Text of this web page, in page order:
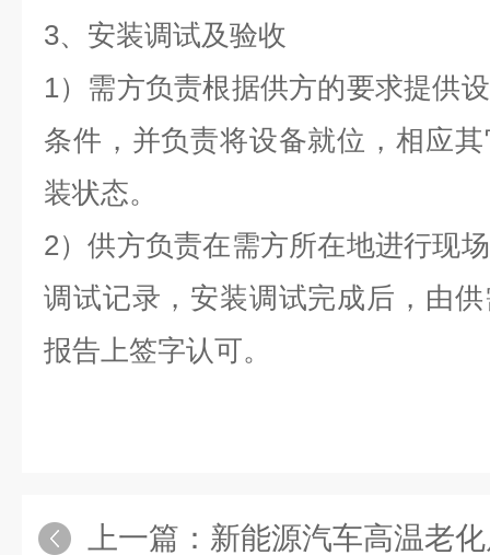
3、安装调试及验收
1）需方负责根据供方的要求提供
条件，并负责将设备就位，相应
装状态。
2）供方负责在需方所在地进行现
调试记录，安装调试完成后，由
报告上签字认可。
上一篇： 新能源汽车高温老